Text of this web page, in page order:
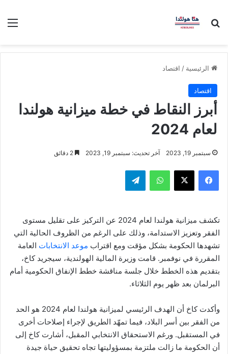
بحث عن
الرئيسية / اقتصاد
اقتصاد
أبرز النقاط في خطة ميزانية هولندا
لعام 2024
سبتمبر 19, 2023 آخر تحديث: سبتمبر 19, 2023
فيسبوك ‫X واتساب تيلقرام
تكشف ميزانية هولندا لعام 2024 عن التركيز على تقليل مستوى
الفقر وتعزيز الاستدامة، وذلك على الرغم من الظروف الحالية التي
تشهدها الحكومة بشكل مؤقت ومع اقتراب موعد الانتخابات العامة
المقررة في نوفمبر. قامت وزيرة المالية الهولندية، سيجريد كاخ،
بتقديم هذه الخطط خلال جلسة مناقشة خطط الإنفاق الحكومية أمام
البرلمان بعد ظهر يوم الثلاثاء.
وأكدت كاخ أن الهدف الرئيسي لميزانية هولندا لعام 2024 هو الحد
من الفقر بين أسر البلاد، فيما تمهّد الطريق لإجراء إصلاحات أخرى
في المستقبل. ورغم الاستحقاق الانتخابي المقبل، أشارت كاخ إلى
أن الحكومة ما زالت ملتزمة بمسؤوليتها تجاه تحقيق حياة جيدة